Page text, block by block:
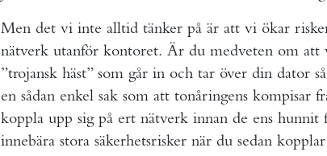
Men det vi inte alltid tänker på är att vi ökar
nätverk utanför kontoret. Är du medveten om att
”trojansk häst” som går in och tar över din dator
en sådan enkel sak som att tonåringens kompisar
koppla upp sig på ert nätverk innan de ens hunnit
innebära stora säkerhetsrisker när du sedan